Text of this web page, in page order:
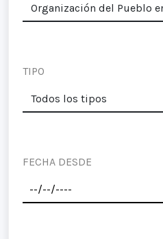
TIPO
FECHA DESDE